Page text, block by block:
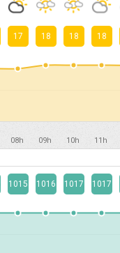
17 18 18 18
08h 09h 10h 11h
1015 1016 1017 1017